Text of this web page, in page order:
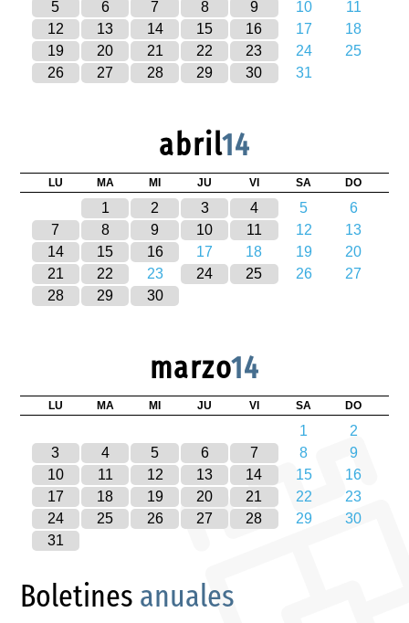
5
6 7 8 9 10
11
12
13 14 15 16 17
18
19
20 21 22 23 24
25
26
27 28 29 30 31
abril14
LU MA MI JU VI SA DO
1 2 3 4 5
6
7
8 9 10 11 12
13
14
15 16 17 18 19
20
21
22 23 24 25 26
27
28
29 30
marzo14
LU MA MI JU VI SA DO
1
2
3
4 5 6 7 8
9
10
11 12 13 14 15
16
17
18 19 20 21 22
23
24
25 26 27 28 29
30
31
Boletines anuales